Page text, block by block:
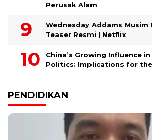
Perusak Alam
Wednesday Addams Musim
Teaser Resmi | Netflix
China’s Growing Influence
Politics: Implications for
PENDIDIKAN